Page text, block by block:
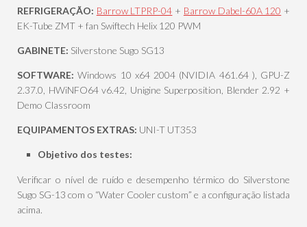
REFRIGERAÇÃO: Barrow LTPRP-04 + Barrow Dabel-60A 120 +
EK-Tube ZMT + fan Swiftech Helix 120 PWM
GABINETE: Silverstone Sugo SG13
SOFTWARE: Windows 10 x64 2004 (NVIDIA 461.64 ), GPU-Z
2.37.0, HWiNFO64 v6.42, Unigine Superposition, Blender 2.92 +
Demo Classroom
EQUIPAMENTOS EXTRAS: UNI-T UT353
Objetivo dos testes:
Verificar o nível de ruído e desempenho térmico do Silverstone
Sugo SG-13 com o “Water Cooler custom” e a configuração listada
acima.